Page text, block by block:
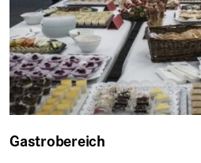
Gastrobereich